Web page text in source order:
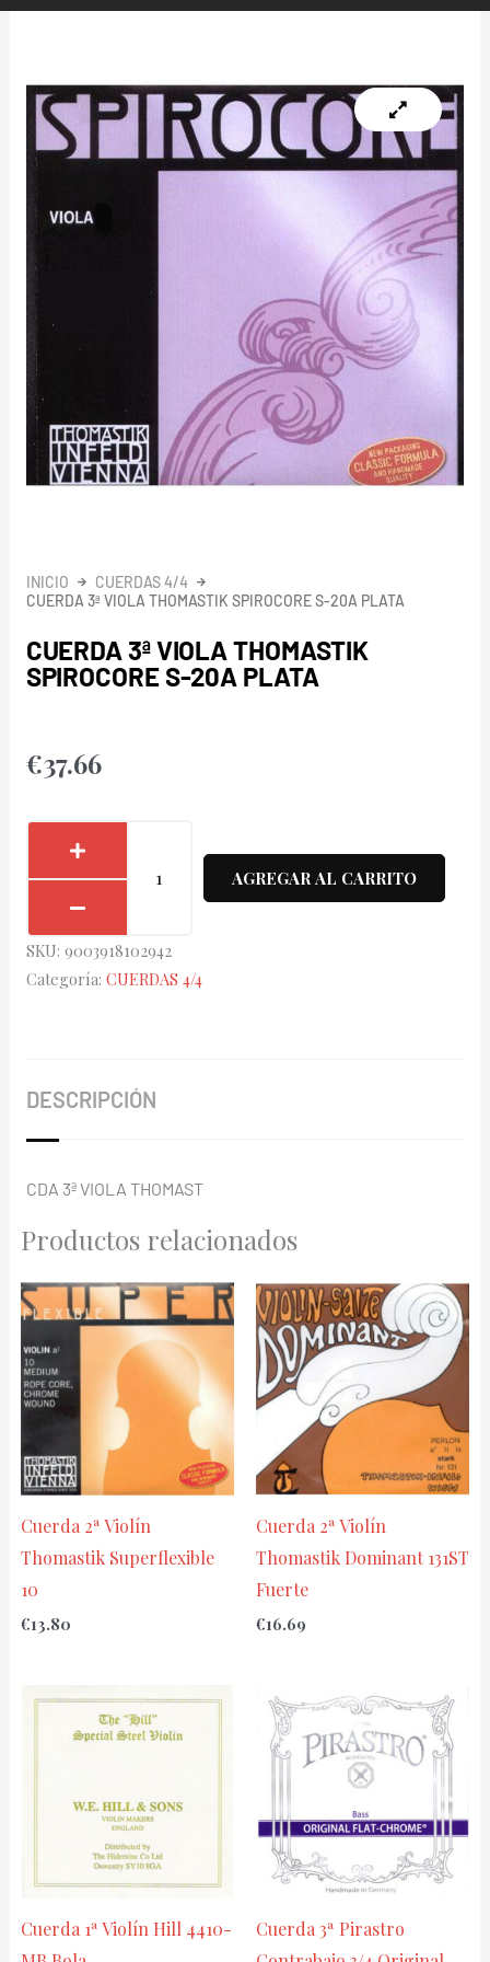
INICIO
CUERDAS 4/4
CUERDA 3ª VIOLA THOMASTIK SPIROCORE S-20A PLATA
CUERDA 3ª VIOLA THOMASTIK
SPIROCORE S-20A PLATA
€37.66
Spirocore
S-
cantidad
AGREGAR AL CARRITO
SKU: 9003918102942
Categoría: CUERDAS 4/4
DESCRIPCIÓN
CDA 3ª VIOLA THOMAST
Productos relacionados
Cuerda 2ª Violín
Thomastik Superflexible
10
€13.80
Cuerda 2ª Violín
Thomastik Dominant 131ST
Fuerte
€16.69
Cuerda 1ª Violín Hill 4410-
Cuerda 3ª Pirastro